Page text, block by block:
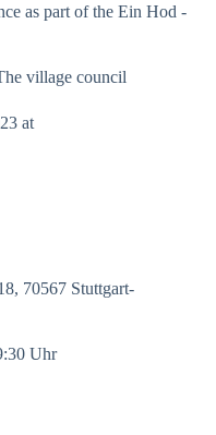
as part of the Ein Hod -
village council
at
70567 Stuttgart-
Uhr